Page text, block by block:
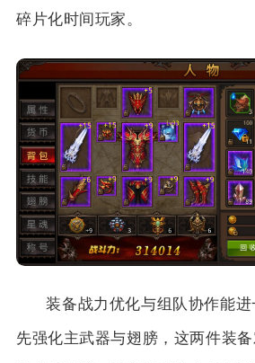
碎片化时间玩家。
装备战力优化与组队协作能
先强化主武器与翅膀，这两件装